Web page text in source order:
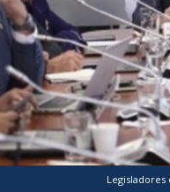
Legisladores